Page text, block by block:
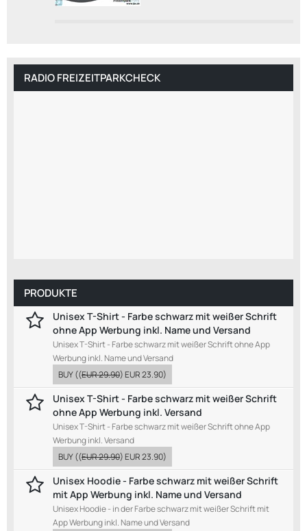
RADIO FREIZEITPARKCHECK
PRODUKTE
Unisex T-Shirt - Farbe schwarz mit weißer Schrift
ohne App Werbung inkl. Name und Versand
Unisex T-Shirt - Farbe schwarz mit weißer Schrift ohne App
Werbung inkl. Name und Versand
BUY((EUR 29.90)EUR 23.90)
Unisex T-Shirt - Farbe schwarz mit weißer Schrift
ohne App Werbung inkl. Versand
Unisex T-Shirt - Farbe schwarz mit weißer Schrift ohne App
Werbung inkl. Versand
BUY((EUR 29.90)EUR 23.90)
Unisex Hoodie - Farbe schwarz mit weißer Schrift
mit App Werbung inkl. Name und Versand
Unisex Hoodie - in der Farbe schwarz mit weißer Schrift mit
App Werbung inkl. Name und Versand